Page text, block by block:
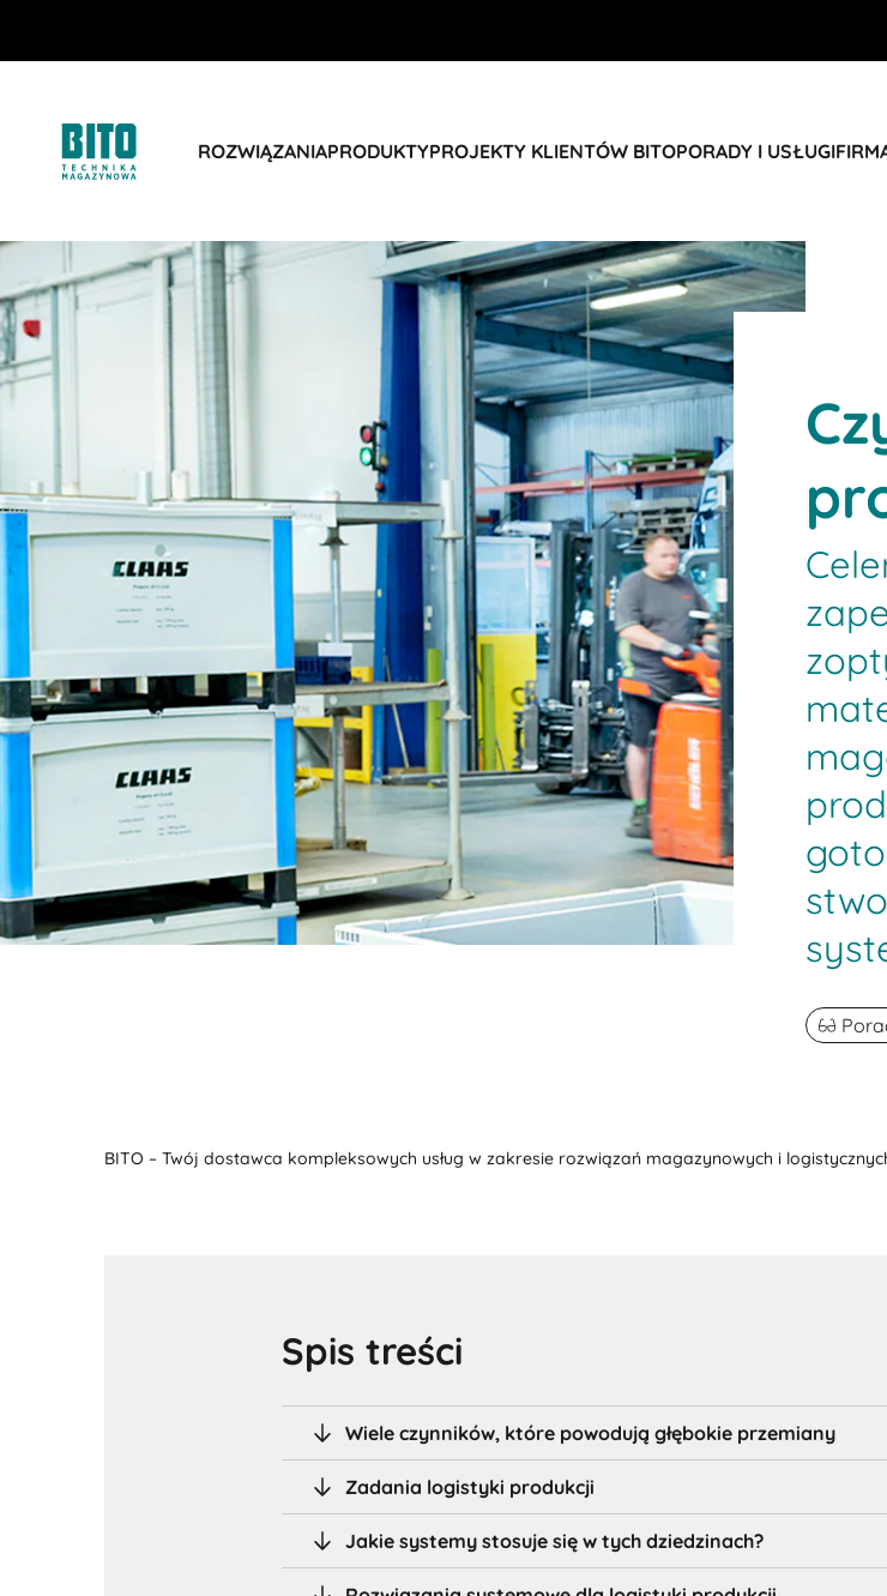
ROZWIĄZANIAPRODUKTYPROJEKTY KLIENTÓW BITOPORADY I USŁUGI
BITO – Twój dostawca kompleksowych usług w zakresie rozwiązań magazynowych i
Spis treści
Wiele czynników, które powodują głębokie przemiany
Zadania logistyki produkcji
Jakie systemy stosuje się w tych dziedzinach?